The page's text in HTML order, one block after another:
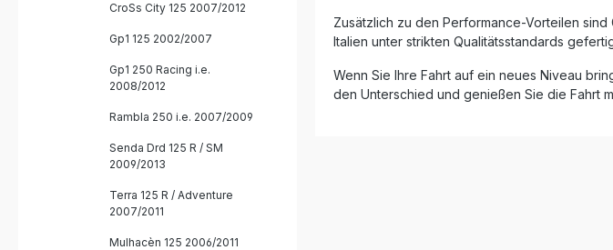
CroSs City 125 2007/2012
Gp1 125 2002/2007
Gp1 250 Racing i.e.
2008/2012
Rambla 250 i.e. 2007/2009
Senda Drd 125 R / SM
2009/2013
Terra 125 R / Adventure
2007/2011
Mulhacèn 125 2006/2011
garantiert so eine gleichbleibend hohe
Qualität. Hergestellt in Italien.
Serienanlage Steigerung von
Drehmoment und Leistung
Herausnehmbarer dB-Killer für
Zusätzlich zu den Performance-Vorteilen
Italien unter strikten Qualitätsstandards
Wenn Sie Ihre Fahrt auf ein neues Niveau
den Unterschied und genießen Sie die Fahrt